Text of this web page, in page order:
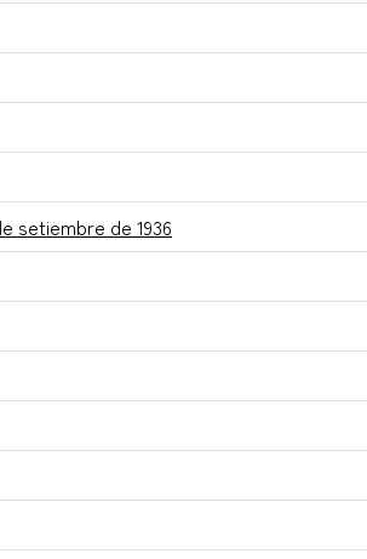
setiembre de 1936